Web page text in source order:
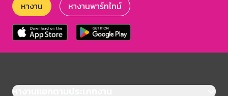
หางาน หางานพาร์ทไทม์
หางานแยกตามประเภทงาน